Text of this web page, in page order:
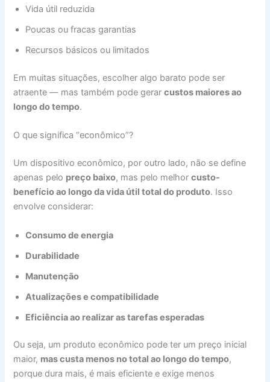
Vida útil reduzida
Poucas ou fracas garantias
Recursos básicos ou limitados
Em muitas situações, escolher algo barato pode ser
atraente — mas também pode gerarcustos maiores ao
longo do tempo.
O que significa “econômico”?
Um dispositivo econômico, por outro lado, não se define
apenas pelo preço baixo, mas pelo melhorcusto-
benefício ao longo da vida útil total do produto. Isso
envolve considerar:
Consumo de energia
Durabilidade
Manutenção
Atualizações e compatibilidade
Eficiência ao realizar as tarefas esperadas
Ou seja, um produto econômico pode ter um preço inicial
maior, mas custa menos no total ao longo do tempo,
porque dura mais, é mais eficiente e exige menos